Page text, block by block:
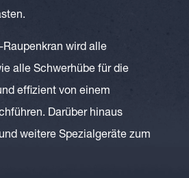
Raupenkran wird alle
alle Schwerhübe für die
effizient von einem
Darüber hinaus
und weitere Spezialgeräte zum